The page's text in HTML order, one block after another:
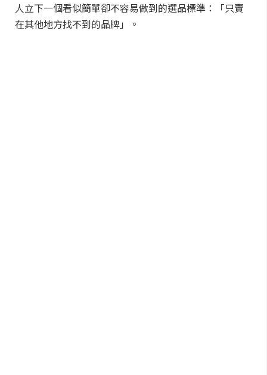
人立下一個看似簡單卻不容易做到的選品標準：「只賣
在其他地方找不到的品牌」。